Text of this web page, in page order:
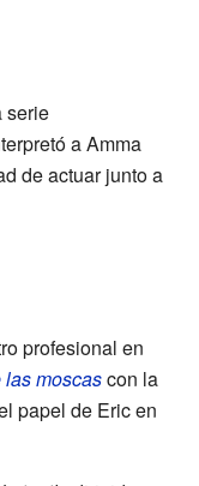
serie
a Amma
de actuar junto a
profesional en
moscascon la
papel de Eric en